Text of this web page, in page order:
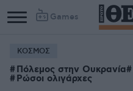
Games
ΚΟΣΜΟΣ
Πόλεμος στην Ουκρανία
Ρώσοι ολιγάρχες